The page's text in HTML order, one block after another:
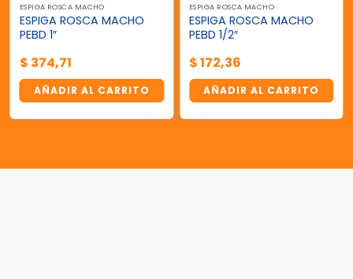
ESPIGA ROSCA MACHO
ESPIGA ROSCA MACHO
PEBD 1″
$ 374,71
AÑADIR AL CARRITO
ESPIGA ROSCA MACHO
ESPIGA ROSCA MACHO
PEBD 1/2″
$172,36
AÑADIR AL CARRITO